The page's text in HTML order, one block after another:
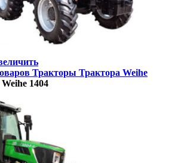
Тракторы Трактора Weihe
1404